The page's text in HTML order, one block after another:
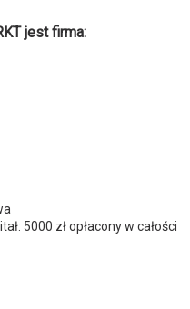
jest firma:
5000 zł opłacony w całości